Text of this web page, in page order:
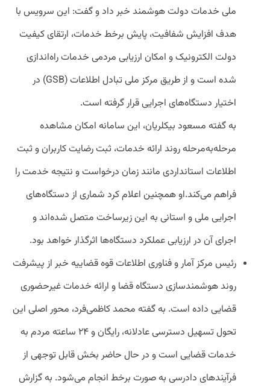
ملی خدمات دولت هوشمند خبر داد و گفت: این سرویس با
هدف افزایش شفافیت، پایش برخط خدمات، ارتقای کیفیت
دولت الکترونیک و امکان ارزیابی مردمی خدمات راه‌اندازی
شده است و از طریق مرکز ملی تبادل اطلاعات (GSB) در
اختیار دستگاه‌های اجرایی قرار گرفته است.
به گفته مسعود بیکلریان، این سامانه امکان مشاهده
مرحله‌به‌مرحله روند ارائه خدمات، ثبت رضایت کاربران و ثبت
اطلاعات استانداردی مانند زمان درخواست و نتیجه خدمت را
فراهم می‌کند.او همچنین اعلام کرد شماری از دستگاه‌های
اجرایی ملی و استانی به این زیرساخت متصل شده‌اند و
اجرای آن در ارزیابی عملکرد دستگاه‌ها اثرگذار خواهد بود.
رئیس مرکز آمار و فناوری اطلاعات قوه قضاییه خبر از پیشرفت
روند هوشمندسازی دستگاه قضا و ارائه خدمات غیرحضوری
قضایی داده است. به گفته محمد کاظمی‌فرد، محور اصلی این
تحول تسهیل دسترسی عادلانه، رایگان و ۲۴ ساعته مردم به
خدمات قضایی است و در حال حاضر بخش قابل توجهی از
فرآیندهای دادرسی به صورت برخط انجام می‌شود. به گزارش